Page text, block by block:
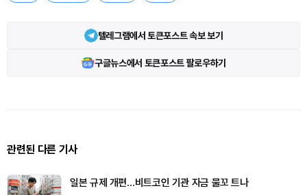
텔레그램에서 토큰포스트 속보 보기
구글뉴스에서 토큰포스트 팔로우하기
관련된 다른 기사
일본 규제 개편…비트코인 기관 자금 물꼬 트나